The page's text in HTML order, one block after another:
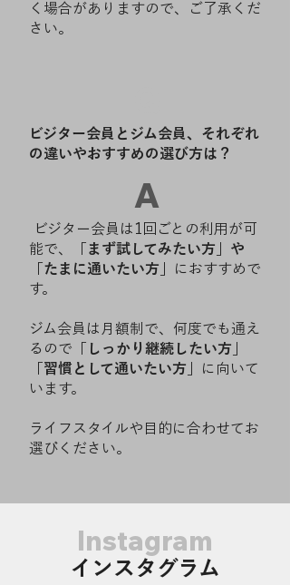
く場合がありますので、ご了承くだ
さい。
ビジター会員とジム会員、それぞれ
の違いやおすすめの選び方は？
A
ビジター会員は1回ごとの利用が可
能で、
「まず試してみたい方」や
「たまに通いたい方」
におすすめで
す。
ジム会員は月額制で、何度でも通え
るので 「しっかり継続したい方」
「習慣として通いたい方」
に向いて
います。
ライフスタイルや目的に合わせてお
選びください。
Instagram
インスタグラム